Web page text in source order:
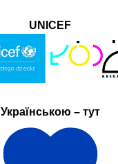
UNICEF
Українською – тут